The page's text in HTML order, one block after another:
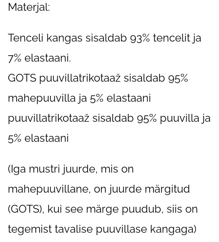
Materjal:
Tenceli kangas sisaldab 93% tencelit ja
7% elastaani.
GOTS puuvillatrikotaaž sisaldab 95%
mahepuuvilla ja 5% elastaani
puuvillatrikotaaž sisaldab 95% puuvilla ja
5% elastaani
(Iga mustri juurde, mis on
mahepuuvillane, on juurde märgitud
(GOTS), kui see märge puudub, siis on
tegemist tavalise puuvillase kangaga)